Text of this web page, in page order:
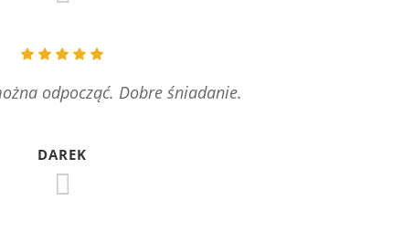
odpocząć. Dobre śniadanie.
DAREK